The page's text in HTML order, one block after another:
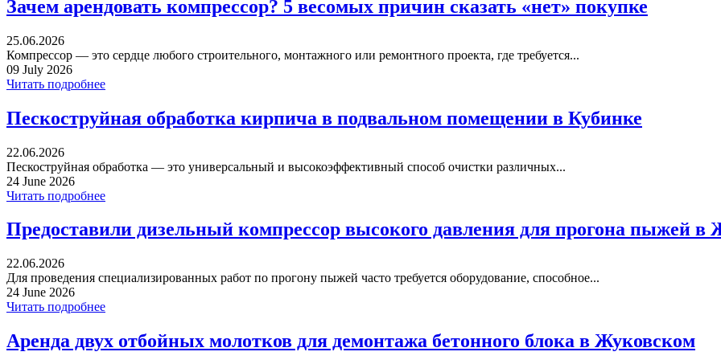
Зачем арендовать компрессор? 5 весомых причин сказать «нет» покупке
25.06.2026
Компрессор — это сердце любого строительного, монтажного или ремонтного проекта, где требуется...
09 July 2026
Читать подробнее
Пескоструйная обработка кирпича в подвальном помещении в Кубинке
22.06.2026
Пескоструйная обработка — это универсальный и высокоэффективный способ очистки различных...
24 June 2026
Читать подробнее
Предоставили дизельный компрессор высокого давления для прогона пыжей в
22.06.2026
Для проведения специализированных работ по прогону пыжей часто требуется оборудование, способное...
24 June 2026
Читать подробнее
Аренда двух отбойных молотков для демонтажа бетонного блока в Жуковском